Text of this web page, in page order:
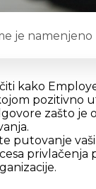
je namenjeno
kako
zašto je
putovanje
privlačenja